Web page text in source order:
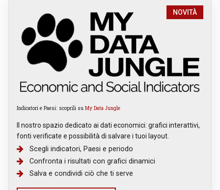
NOVITÀ
Indicatori e Paesi: scoprili su My Data Jungle
Il nostro spazio dedicato ai dati economici: grafici interattivi,
fonti verificate e possibilità di salvare i tuoi layout.
Scegli indicatori, Paesi e periodo
Confronta i risultati con grafici dinamici
Salva e condividi ciò che ti serve